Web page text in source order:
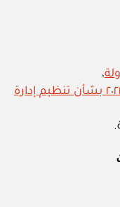
،
المرسوم السلطاني رقم ٣٥ / ٢٠٢٢ بشأن تنظيم إدارة